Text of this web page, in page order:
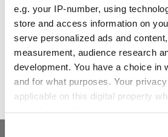
e.g. your IP-number, using
store and access information on
serve personalized ads and
measurement, audience research
development. You have a choice in
and for what purposes. Your
applicable on this digital property
sfârșitul secolului al XIX-lea și sunt
funcții utilitare, cât și decorative.
faimosul trandafir matyo, apar de
activități meșteșugărești. Această
caracteristic au câștigat faimă
anilor și s-au înscris în lista
umanității” UNESCO.